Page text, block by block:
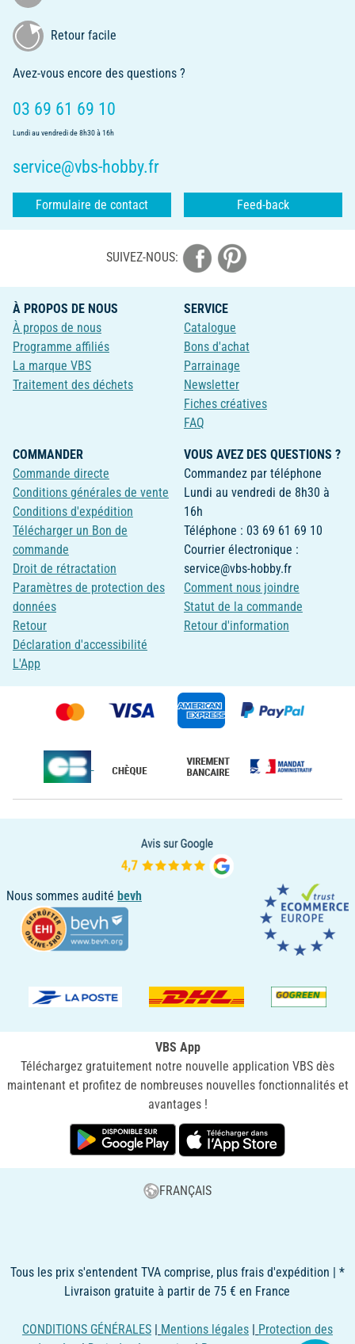
Retour facile
Avez-vous encore des questions ?
03 69 61 69 10
Lundi au vendredi de 8h30 à 16h
service@vbs-hobby.fr
Formulaire de contact Feed-back
SUIVEZ-NOUS:
À PROPOS DE NOUS
À propos de nous
Programme affiliés
La marque VBS
Traitement des déchets
SERVICE
Catalogue
Bons d'achat
Parrainage
Newsletter
Fiches créatives
FAQ
COMMANDER
Commande directe
Conditions générales de vente
Conditions d'expédition
Télécharger un Bon de
commande
Droit de rétractation
Paramètres de protection des
données
Retour
Déclaration d'accessibilité
L'App
VOUS AVEZ DES QUESTIONS ?
Commandez par téléphone
Lundi au vendredi de 8h30 à
16h
Téléphone : 03 69 61 69 10
Courrier électronique :
service@vbs-hobby.fr
Comment nous joindre
Statut de la commande
Retour d'information
Nous sommes audité bevh
VBS App
Téléchargez gratuitement notre nouvelle application VBS dès
maintenant et profitez de nombreuses nouvelles fonctionnalités et
avantages !
FRANÇAIS
Tous les prix s'entendent TVA comprise, plus frais d'expédition | *
Livraison gratuite à partir de 75 € en France
CONDITIONS GÉNÉRALES Mentions légales
Protection des